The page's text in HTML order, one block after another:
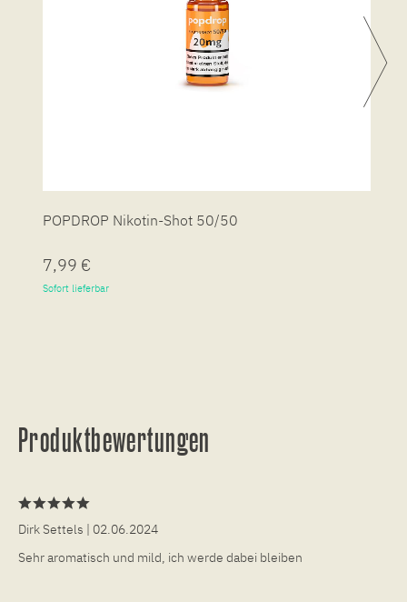
POPDROP Nikotin-Shot 50/50
7,99 €
Sofort lieferbar
Produktbewertungen
Dirk Settels | 02.06.2024
Sehr aromatisch und mild, ich werde dabei bleiben